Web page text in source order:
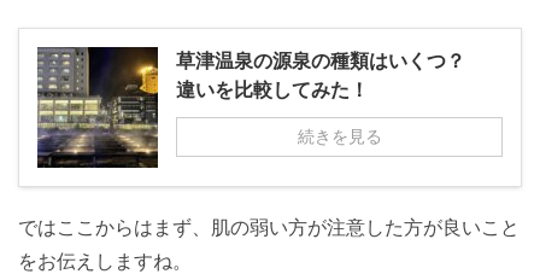
草津温泉の源泉の種類はいくつ？
違いを比較してみた！
続きを見る
ではここからはまず、肌の弱い方が注意した方が良いこと
をお伝えしますね。